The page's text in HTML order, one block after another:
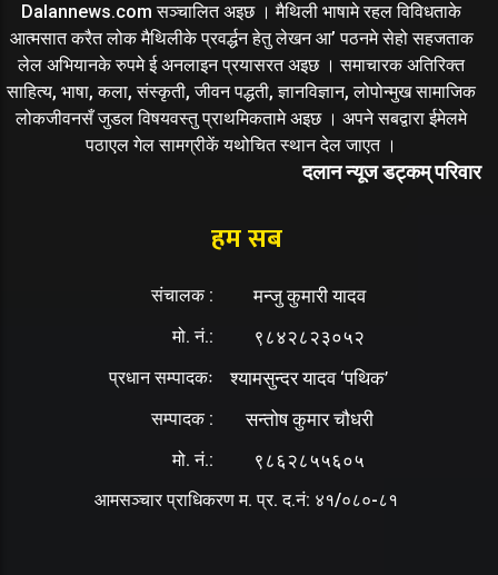
Dalannews.com सञ्चालित अइछ । मैथिली भाषामे रहल विविधताके
आत्मसात करैत लोक मैथिलीके प्रवर्द्धन हेतु लेखन आ’ पठनमे सेहो सहजताक
लेल अभियानके रुपमे ई अनलाइन प्रयासरत अइछ । समाचारक अतिरिक्त
साहित्य, भाषा, कला, संस्कृती, जीवन पद्धती, ज्ञानविज्ञान, लोपोन्मुख सामाजिक
लोकजीवनसँ जुडल विषयवस्तु प्राथमिकतामे अइछ । अपने सबद्वारा ईमेलमे
पठाएल गेल सामग्रीकें यथोचित स्थान देल जाएत ।
दलान न्यूज डट्कम् परिवार
हम सब
संचालक : मन्जु कुमारी यादव
मो. नं.: ९८४२८२३०५२
प्रधान सम्पादकः श्यामसुन्दर यादव ‘पथिक’
सम्पादक : सन्तोष कुमार चौधरी
मो. नं.: ९८६२८५५६०५
आमसञ्चार प्राधिकरण म. प्र. द.नं: ४१/०८०-८१